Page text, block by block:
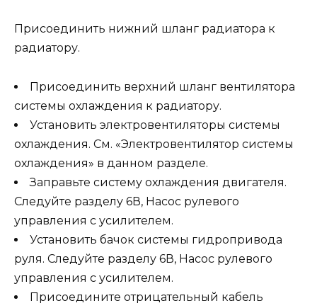
Присоединить нижний шланг радиатора к
радиатору.
Присоединить верхний шланг вентилятора
системы охлаждения к радиатору.
Установить электровентиляторы системы
охлаждения. См. «Электровентилятор системы
охлаждения» в данном разделе.
Заправьте систему охлаждения двигателя.
Следуйте разделу 6В, Насос рулевого
управления с усилителем.
Установить бачок системы гидропривода
руля. Следуйте разделу 6В, Насос рулевого
управления с усилителем.
Присоедините отрицательный кабель